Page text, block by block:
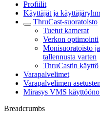
Profiilit
Käyttäjät ja
ThruCast-suoratoisto
Tuetut kamerat
Verkon optimointi
Monisuoratoisto
tallennusta varten
ThruCastin käyttö
Varapalvelimet
Varapalvelimen
Mirasys VMS
Breadcrumbs